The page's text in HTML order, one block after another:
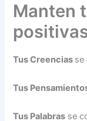
Manten
Tus Creencias se
Tus
Tus Palabras se